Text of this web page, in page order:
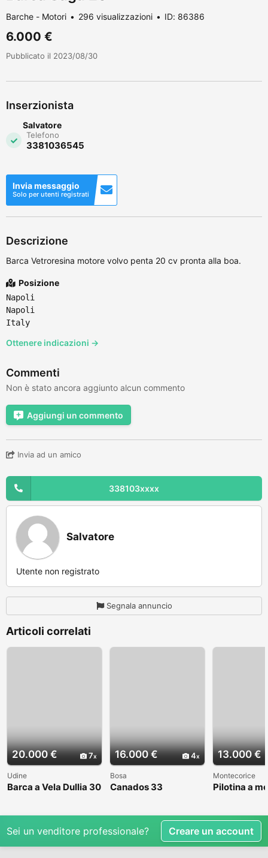
Barche - Motori 296 visualizzazioni ID: 86386
6.000 €
Pubblicato il 2023/08/30
Inserzionista
Salvatore
Telefono
3381036545
Invia messaggio
Solo per utenti registrati
Descrizione
Barca Vetroresina motore volvo penta 20 cv pronta alla boa.
Posizione
Napoli
Napoli
Italy
Ottenere indicazioni →
Commenti
Non è stato ancora aggiunto alcun commento
Aggiungi un commento
Invia ad un amico
338103xxxx
Salvatore
Utente non registrato
Segnala annuncio
Articoli correlati
20.000 € 7
Udine
Barca a Vela Dullia 30
16.000 € 4
Bosa
Canados 33
13.000 €
Montecorice
Pilotina a
Sei un venditore professionale? Creare un account